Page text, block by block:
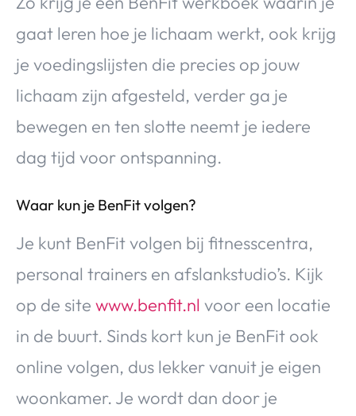
gaat leren hoe je lichaam werkt, ook krijg
je voedingslijsten die precies op jouw
lichaam zijn afgesteld, verder ga je
bewegen en ten slotte neemt je iedere
dag tijd voor ontspanning.
Waar kun je BenFit volgen?
Je kunt BenFit volgen bij fitnesscentra,
personal trainers en afslankstudio’s. Kijk
op de site www.benfit.nl voor een locatie
in de buurt. Sinds kort kun je BenFit ook
online volgen, dus lekker vanuit je eigen
woonkamer. Je wordt dan door je